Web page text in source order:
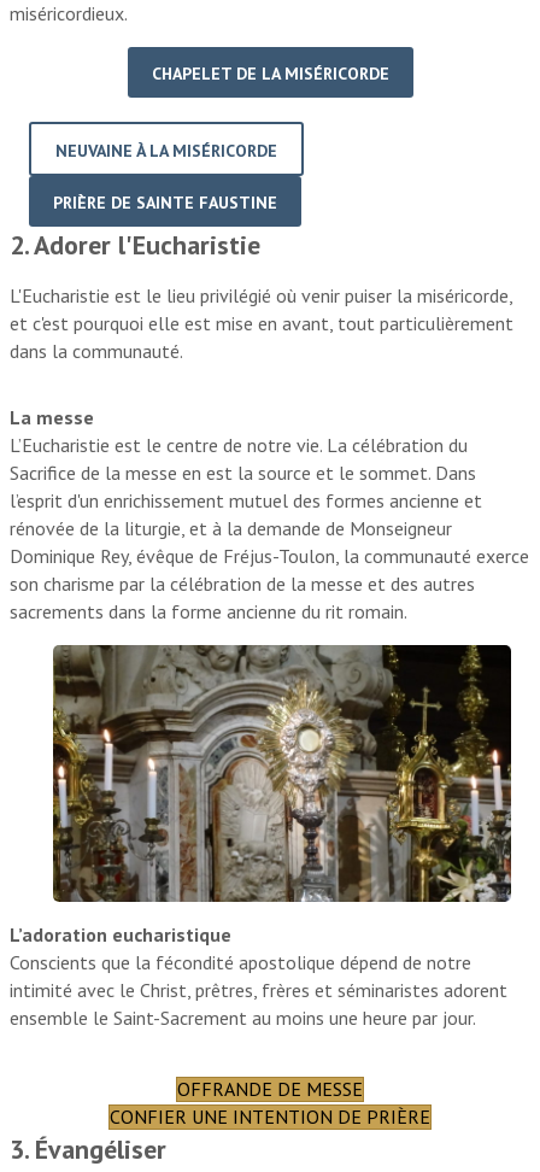
miséricordieux.
CHAPELET DE LA MISÉRICORDE
NEUVAINE À LA MISÉRICORDE
PRIÈRE DE SAINTE FAUSTINE
2. Adorer l'Eucharistie
L'Eucharistie est le lieu privilégié où venir puiser la miséricorde,
et c'est pourquoi elle est mise en avant, tout particulièrement
dans la communauté.
La messe
L’Eucharistie est le centre de notre vie. La célébration du
Sacrifice de la messe en est la source et le sommet. Dans
l’esprit d'un enrichissement mutuel des formes ancienne et
rénovée de la liturgie, et à la demande de Monseigneur
Dominique Rey, évêque de Fréjus-Toulon, la communauté exerce
son charisme par la célébration de la messe et des autres
sacrements dans la forme ancienne du rit romain.
L’adoration eucharistique
Conscients que la fécondité apostolique dépend de notre
intimité avec le Christ, prêtres, frères et séminaristes adorent
ensemble le Saint-Sacrement au moins une heure par jour.
OFFRANDE DE MESSE
CONFIER UNE INTENTION DE PRIÈRE
3. Évangéliser